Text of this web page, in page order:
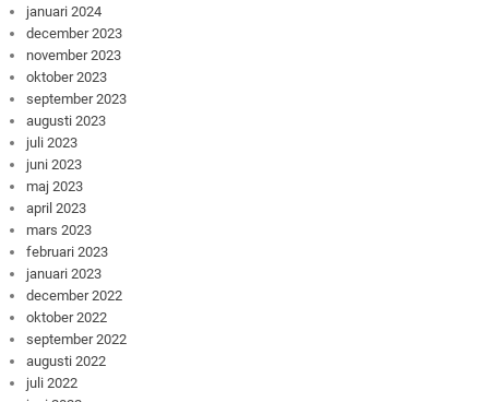
januari 2024
december 2023
november 2023
oktober 2023
september 2023
augusti 2023
juli 2023
juni 2023
maj 2023
april 2023
mars 2023
februari 2023
januari 2023
december 2022
oktober 2022
september 2022
augusti 2022
juli 2022